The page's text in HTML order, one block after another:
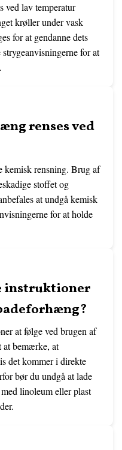
ved lav temperatur
krøller under vask
for at gendanne dets
for at
renses ved
kemisk rensning. Brug af
stoffet og
at undgå kemisk
for at holde
instruktioner
at følge ved brugen af
at bemærke, at
det kommer i direkte
bør du undgå at lade
linoleum eller plast